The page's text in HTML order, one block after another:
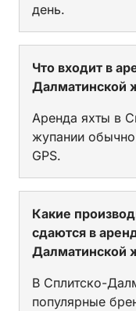
день.
Что входит в
Далматинской
Аренда яхты в
жупании
GPS.
Какие
сдаются в
Далматинской
В Сплитско-
популярные